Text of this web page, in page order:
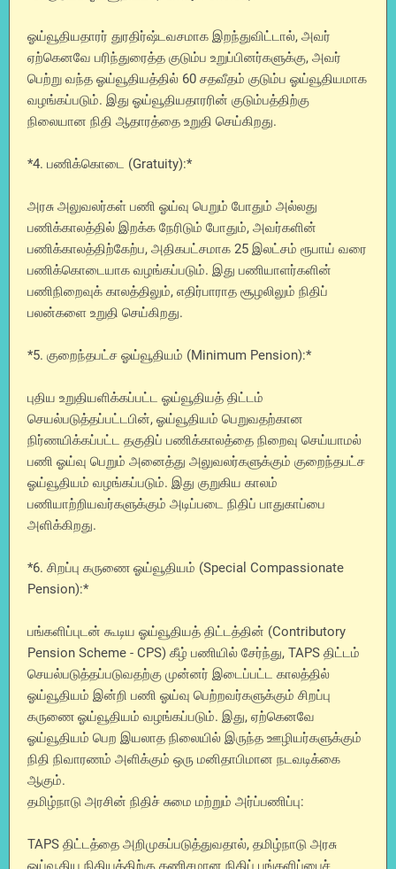
ஓய்வூதியதாரர் துரதிர்ஷ்டவசமாக இறந்துவிட்டால், அவர்
ஏற்கெனவே பரிந்துரைத்த குடும்ப உறுப்பினர்களுக்கு, அவர்
பெற்று வந்த ஓய்வூதியத்தில் 60 சதவீதம் குடும்ப ஓய்வூதியமாக
வழங்கப்படும். இது ஓய்வூதியதாரரின் குடும்பத்திற்கு
நிலையான நிதி ஆதாரத்தை உறுதி செய்கிறது.
*4. பணிக்கொடை (Gratuity):*
அரசு அலுவலர்கள் பணி ஓய்வு பெறும் போதும் அல்லது
பணிக்காலத்தில் இறக்க நேரிடும் போதும், அவர்களின்
பணிக்காலத்திற்கேற்ப, அதிகபட்சமாக 25 இலட்சம் ரூபாய் வரை
பணிக்கொடையாக வழங்கப்படும். இது பணியாளர்களின்
பணிநிறைவுக் காலத்திலும், எதிர்பாராத சூழலிலும் நிதிப்
பலன்களை உறுதி செய்கிறது.
*5. குறைந்தபட்ச ஓய்வூதியம் (Minimum Pension):*
புதிய உறுதியளிக்கப்பட்ட ஓய்வூதியத் திட்டம்
செயல்படுத்தப்பட்டபின், ஓய்வூதியம் பெறுவதற்கான
நிர்ணயிக்கப்பட்ட தகுதிப் பணிக்காலத்தை நிறைவு செய்யாமல்
பணி ஓய்வு பெறும் அனைத்து அலுவலர்களுக்கும் குறைந்தபட்ச
ஓய்வூதியம் வழங்கப்படும். இது குறுகிய காலம்
பணியாற்றியவர்களுக்கும் அடிப்படை நிதிப் பாதுகாப்பை
அளிக்கிறது.
*6. சிறப்பு கருணை ஓய்வூதியம் (Special Compassionate
Pension):*
பங்களிப்புடன் கூடிய ஓய்வூதியத் திட்டத்தின் (Contributory
Pension Scheme - CPS) கீழ் பணியில் சேர்ந்து, TAPS திட்டம்
செயல்படுத்தப்படுவதற்கு முன்னர் இடைப்பட்ட காலத்தில்
ஓய்வூதியம் இன்றி பணி ஓய்வு பெற்றவர்களுக்கும் சிறப்பு
கருணை ஓய்வூதியம் வழங்கப்படும். இது, ஏற்கெனவே
ஓய்வூதியம் பெற இயலாத நிலையில் இருந்த ஊழியர்களுக்கும்
நிதி நிவாரணம் அளிக்கும் ஒரு மனிதாபிமான நடவடிக்கை
ஆகும்.
தமிழ்நாடு அரசின் நிதிச் சுமை மற்றும் அர்ப்பணிப்பு:
TAPS திட்டத்தை அறிமுகப்படுத்துவதால், தமிழ்நாடு அரசு
ஓய்வூதிய நிதியத்திற்கு கணிசமான நிதிப் பங்களிப்பைச்